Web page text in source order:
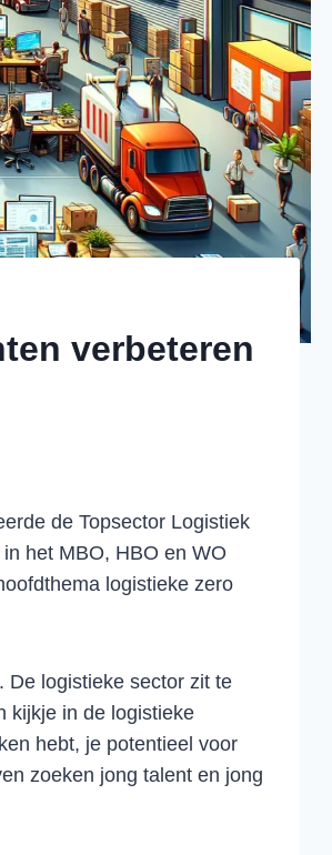
verbeteren
de Topsector Logistiek
het MBO, HBO en WO
logistieke zero
De logistieke sector zit te
kijkje in de logistieke
hebt, je potentieel voor
zoeken jong talent en jong